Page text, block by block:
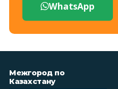
WhatsApp
Межгород по
Казахстану